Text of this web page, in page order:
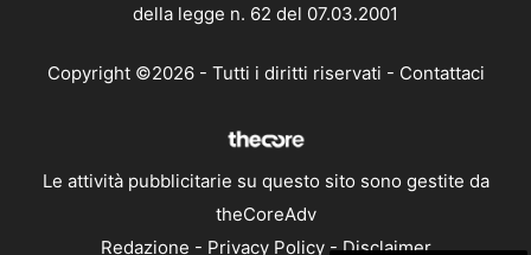
della legge n. 62 del 07.03.2001
Copyright ©2026 - Tutti i diritti riservati - Contattaci
Le attività pubblicitarie su questo sito sono gestite da
theCoreAdv
Redazione - Privacy Policy-Disclaimer